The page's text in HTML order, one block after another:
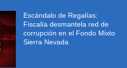
Escándalo de Regalías:
Fiscalía desmantela red de
corrupción en el Fondo Mixto
Sierra Nevada